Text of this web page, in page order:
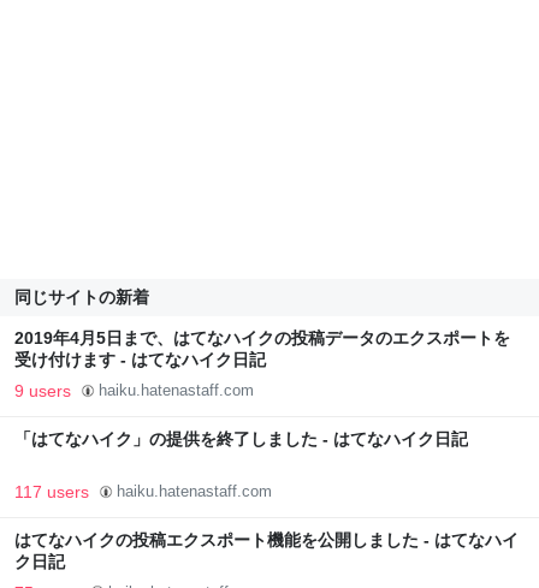
同じサイトの新着
2019年4月5日まで、はてなハイクの投稿データのエクスポートを
受け付けます - はてなハイク日記
9 users haiku.hatenastaff.com
「はてなハイク」の提供を終了しました - はてなハイク日記
117 users haiku.hatenastaff.com
はてなハイクの投稿エクスポート機能を公開しました - はてなハイ
ク日記